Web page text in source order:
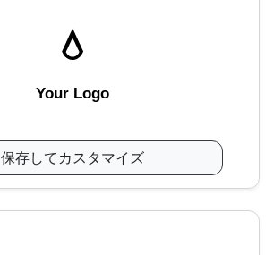
Your Logo
保存してカスタマイズ